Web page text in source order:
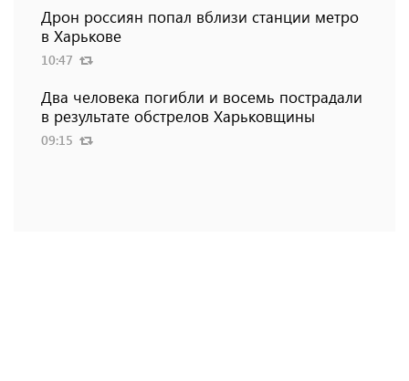
Дрон россиян попал вблизи станции метро
в Харькове
10:47
Два человека погибли и восемь пострадали
в результате обстрелов Харьковщины
09:15